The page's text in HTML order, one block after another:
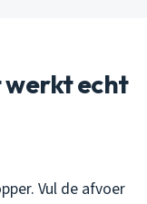
echt
Vul de afvoer